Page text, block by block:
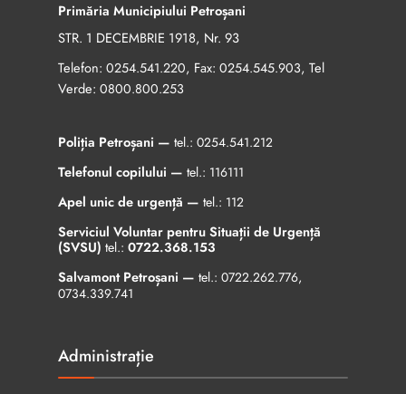
Primăria Municipiului Petroșani
STR. 1 DECEMBRIE 1918, Nr. 93
Telefon: 0254.541.220, Fax: 0254.545.903, Tel
Verde: 0800.800.253
Poliția Petroșani — tel.: 0254.541.212
Telefonul copilului — tel.: 116111
Apel unic de urgență — tel.: 112
Serviciul Voluntar pentru Situații de Urgență
(SVSU) tel.: 0722.368.153
Salvamont Petroșani — tel.: 0722.262.776,
0734.339.741
Administrație